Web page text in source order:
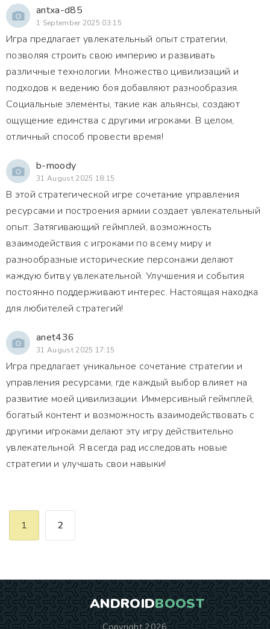
antxa-d85
1 September 2025 03:15
Игра предлагает увлекательный опыт стратегии,
позволяя строить свою империю и развивать
различные технологии. Множество цивилизаций и
подходов к ведению боя добавляют разнообразия.
Социальные элементы, такие как альянсы, создают
ощущение единства с другими игроками. В целом,
отличный способ провести время!
b-moody
31 August 2025 18:15
В этой стратегической игре сочетание управления
ресурсами и построения армии создает увлекательный
опыт. Затягивающий геймплей, возможность
взаимодействия с игроками по всему миру и
разнообразные исторические персонажи делают
каждую битву увлекательной. Улучшения и события
постоянно поддерживают интерес. Настоящая находка
для любителей стратегий!
anet436
31 August 2025 17:15
Игра предлагает уникальное сочетание стратегии и
управления ресурсами, где каждый выбор влияет на
развитие моей цивилизации. Иммерсивный геймплей,
богатый контент и возможность взаимодействовать с
другими игроками делают эту игру действительно
увлекательной. Я всегда рад исследовать новые
стратегии и улучшать свои навыки!
1 2
ANDROIDBOOST
Copyright 2026